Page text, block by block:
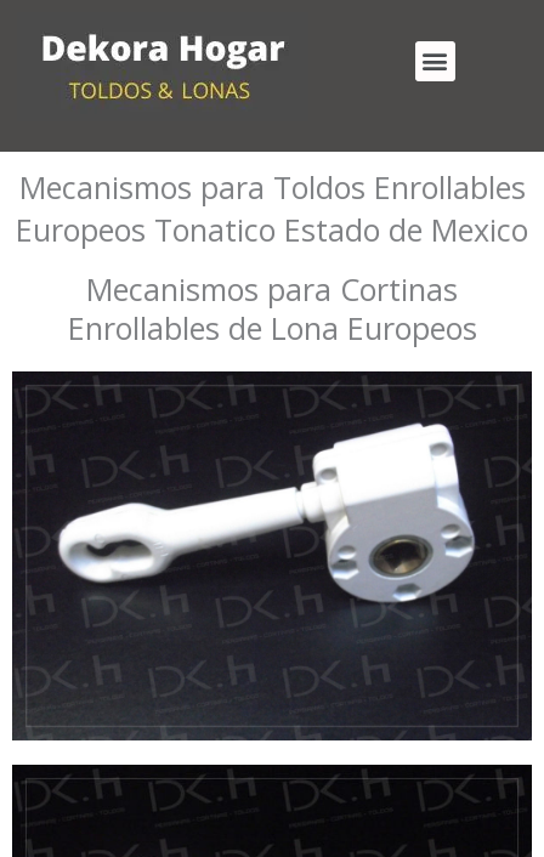
contenido
Menu
Mecanismos para Toldos Enrollables
Europeos Tonatico Estado de Mexico
Mecanismos para Cortinas
Enrollables de Lona Europeos